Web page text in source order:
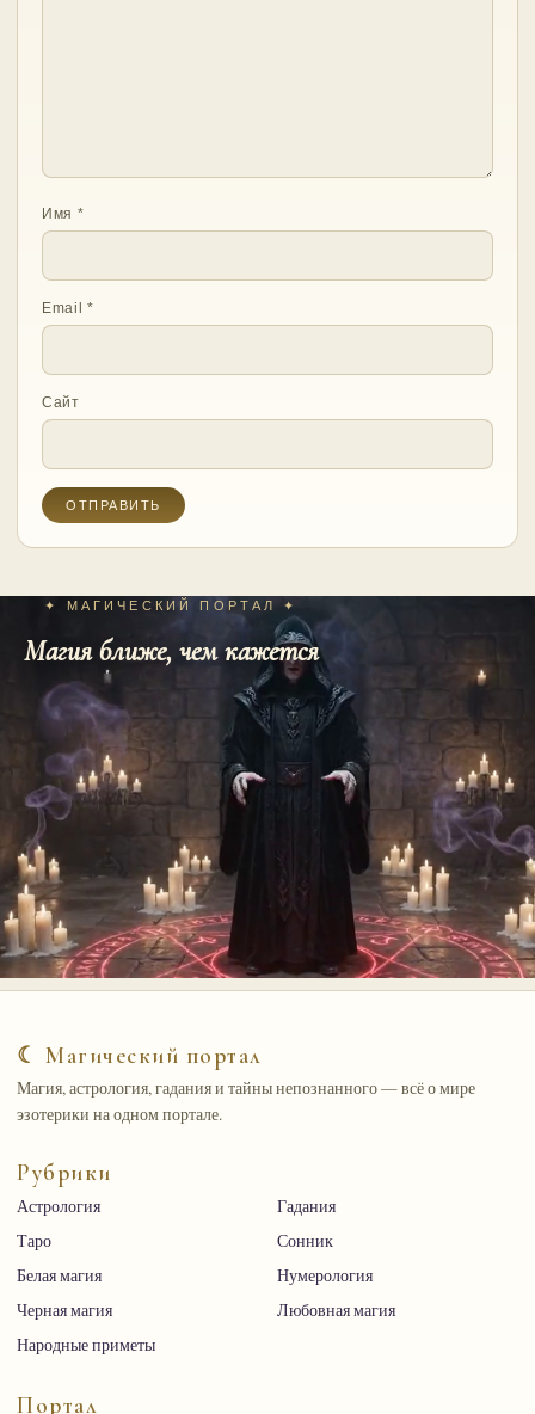
Имя *
Email*
Сайт
✦ МАГИЧЕСКИЙ ПОРТАЛ ✦
Магия ближе, чем кажется
☾ Магический портал
Магия, астрология, гадания и тайны непознанного — всё о мире
эзотерики на одном портале.
Рубрики
Астрология
Гадания
Таро
Сонник
Белая магия
Нумерология
Черная магия
Любовная магия
Народные приметы
Портал